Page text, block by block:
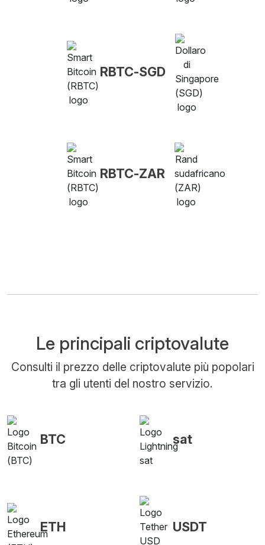
RBTC-SGD
RBTC-ZAR
Le principali criptovalute
Consulti il prezzo delle criptovalute più popolari
tra gli utenti del nostro servizio.
BTC sat
ETH USDT